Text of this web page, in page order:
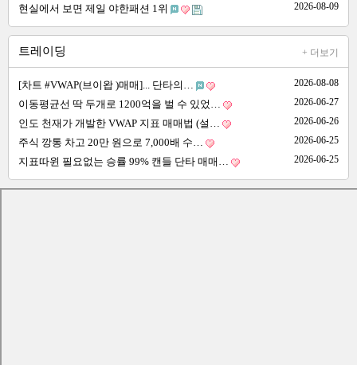
현실에서 보면 제일 야한패션 1위 2026-08-09
트레이딩 + 더보기
[차트 #VWAP(브이왑 )매매]... 단타의… 2026-08-08
이동평균선 딱 두개로 1200억을 벌 수 있었… 2026-06-27
인도 천재가 개발한 VWAP 지표 매매법 (설… 2026-06-26
주식 깡통 차고 20만 원으로 7,000배 수… 2026-06-25
지표따윈 필요없는 승률 99% 캔들 단타 매매… 2026-06-25